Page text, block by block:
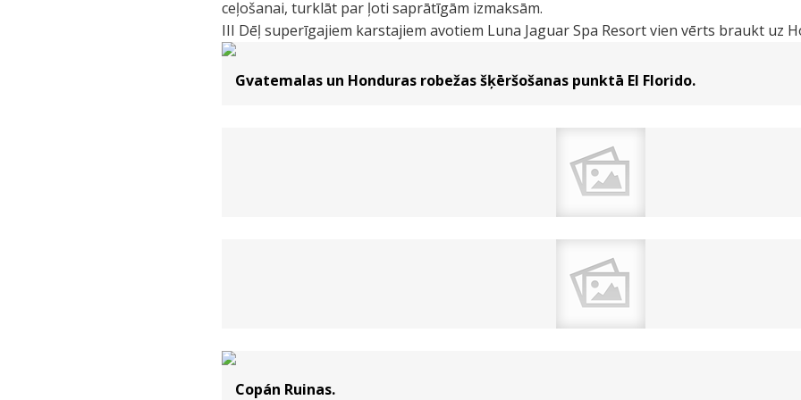
ceļošanai, turklāt par ļoti saprātīgām izmaksām.
III Dēļ superīgajiem karstajiem avotiem Luna Jaguar Spa Resort vien vērts braukt uz
Gvatemalas un Honduras robežas šķēršošanas punktā El Florido.
Copán Ruinas.